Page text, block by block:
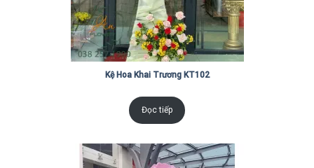
Kệ Hoa Khai Trương KT102
Đọc tiếp